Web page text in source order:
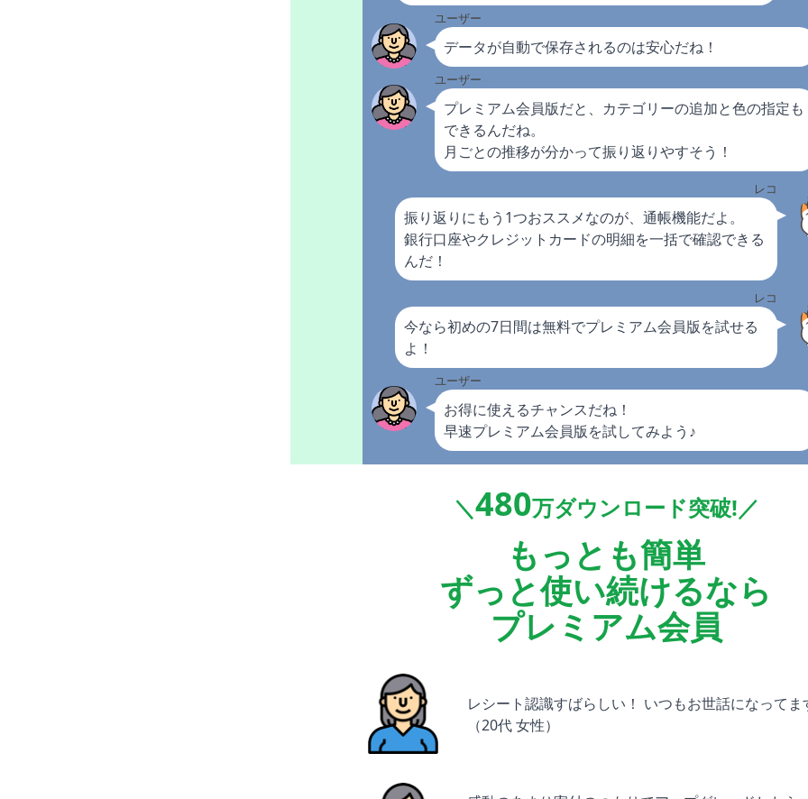
ユーザー
データが自動で保存されるのは安心だね！
ユーザー
プレミアム会員版だと、カテゴリーの追加と色の指定も
できるんだね。
月ごとの推移が分かって振り返りやすそう！
レコ
振り返りにもう1つおススメなのが、通帳機能だよ。
銀行口座やクレジットカードの明細を一括で確認できる
んだ！
レコ
今なら初めの7日間は無料でプレミアム会員版を試せる
よ！
ユーザー
お得に使えるチャンスだね！
早速プレミアム会員版を試してみよう♪
＼480万ダウンロード突破!／
もっとも簡単
ずっと使い続けるなら
プレミアム会員
レシート認識すばらしい！ いつもお世話になってま
（20代 女性）